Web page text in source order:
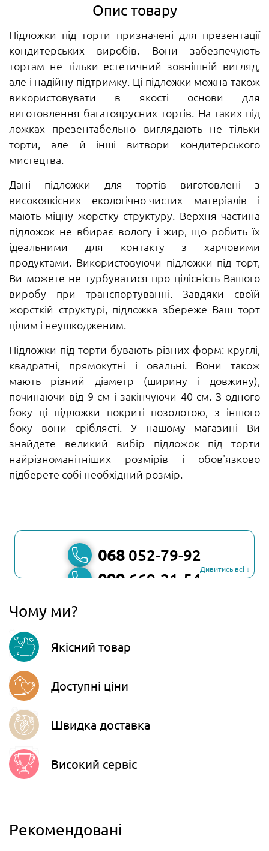
Опис товару
Підложки під торти призначені для презентації
кондитерських виробів. Вони забезпечують
тортам не тільки естетичний зовнішній вигляд,
але і надійну підтримку. Ці підложки можна також
використовувати в якості основи для
виготовлення багатоярусних тортів. На таких під
ложках презентабельно виглядають не тільки
торти, але й інші витвори кондитерського
мистецтва.
Дані підложки для тортів виготовлені з
високоякісних екологічно-чистих матеріалів і
мають міцну жорстку структуру. Верхня частина
підложок не вбирає вологу і жир, що робить їх
ідеальними для контакту з харчовими
продуктами. Використовуючи підложки під торт,
Ви можете не турбуватися про цілісність Вашого
виробу при транспортуванні. Завдяки своїй
жорсткій структурі, підложка збереже Ваш торт
цілим і неушкодженим.
Підложки під торти бувають різних форм: круглі,
квадратні, прямокутні і овальні. Вони також
мають різний діаметр (ширину і довжину),
починаючи від 9 см і закінчуючи 40 см. З одного
боку ці підложки покриті позолотою, з іншого
боку вони сріблясті. У нашому магазині Ви
знайдете великий вибір підложок під торти
найрізноманітніших розмірів і обов'язково
підберете собі необхідний розмір.
068 052-79-92
099669-21-54
Telegram
Дивитись всі ↓
Чому ми?
Якісний товар
Доступні ціни
Швидка доставка
Високий сервіс
Рекомендовані